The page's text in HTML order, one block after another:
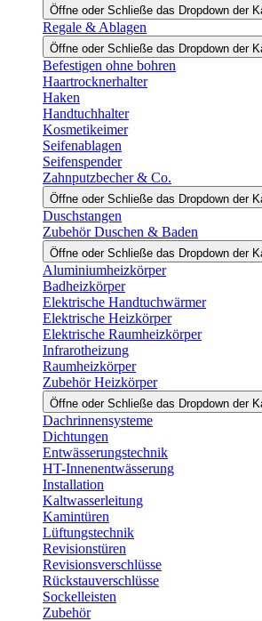
Öffne oder Schließe das Dropdown der
Regale & Ablagen
Öffne oder Schließe das Dropdown der
Befestigen ohne bohren
Haartrocknerhalter
Haken
Handtuchhalter
Kosmetikeimer
Seifenablagen
Seifenspender
Zahnputzbecher & Co.
Öffne oder Schließe das Dropdown der
Duschstangen
Zubehör Duschen & Baden
Öffne oder Schließe das Dropdown der
Aluminiumheizkörper
Badheizkörper
Elektrische Handtuchwärmer
Elektrische Heizkörper
Elektrische Raumheizkörper
Infrarotheizung
Raumheizkörper
Zubehör Heizkörper
Öffne oder Schließe das Dropdown der
Dachrinnensysteme
Dichtungen
Entwässerungstechnik
HT-Innenentwässerung
Installation
Kaltwasserleitung
Kamintüren
Lüftungstechnik
Revisionstüren
Revisionsverschlüsse
Rückstauverschlüsse
Sockelleisten
Zubehör